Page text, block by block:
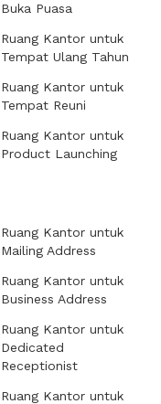
Buka Puasa
Ruang Kantor untuk
Tempat Ulang Tahun
Ruang Kantor untuk
Tempat Reuni
Ruang Kantor untuk
Product Launching
Ruang Kantor untuk
Mailing Address
Ruang Kantor untuk
Business Address
Ruang Kantor untuk
Dedicated
Receptionist
Ruang Kantor untuk